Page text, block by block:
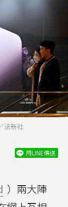
法新社
用LINE傳送
）兩大陣